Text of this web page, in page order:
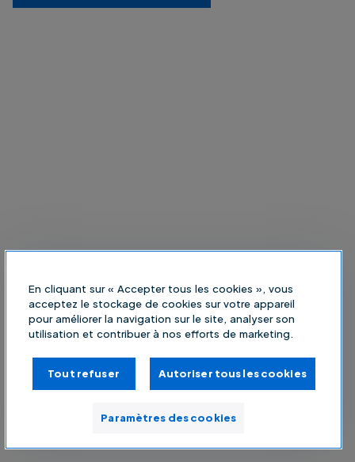
En cliquant sur « Accepter tous les cookies », vous
acceptez le stockage de cookies sur votre appareil
pour améliorer la navigation sur le site, analyser son
utilisation et contribuer à nos efforts de marketing.
Tout refuser Autoriser tous les cookies
Paramètres des cookies